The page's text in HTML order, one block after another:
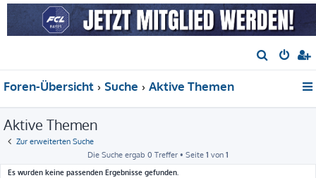
u
h
Foren-Übersicht Suche Aktive Themen
Aktive Themen
Zur erweiterten Suche
Die Suche ergab 0 Treffer • Seite 1 von 1
Es wurden keine passenden Ergebnisse gefunden.